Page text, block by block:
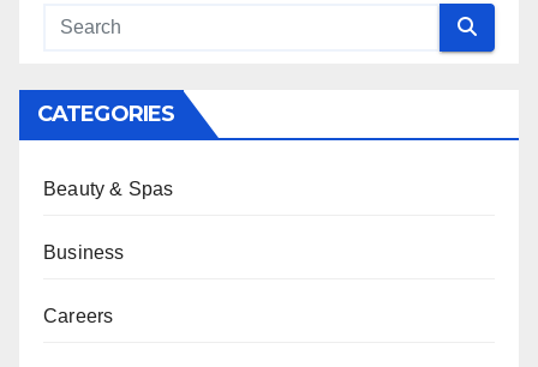
CATEGORIES
Beauty & Spas
Business
Careers